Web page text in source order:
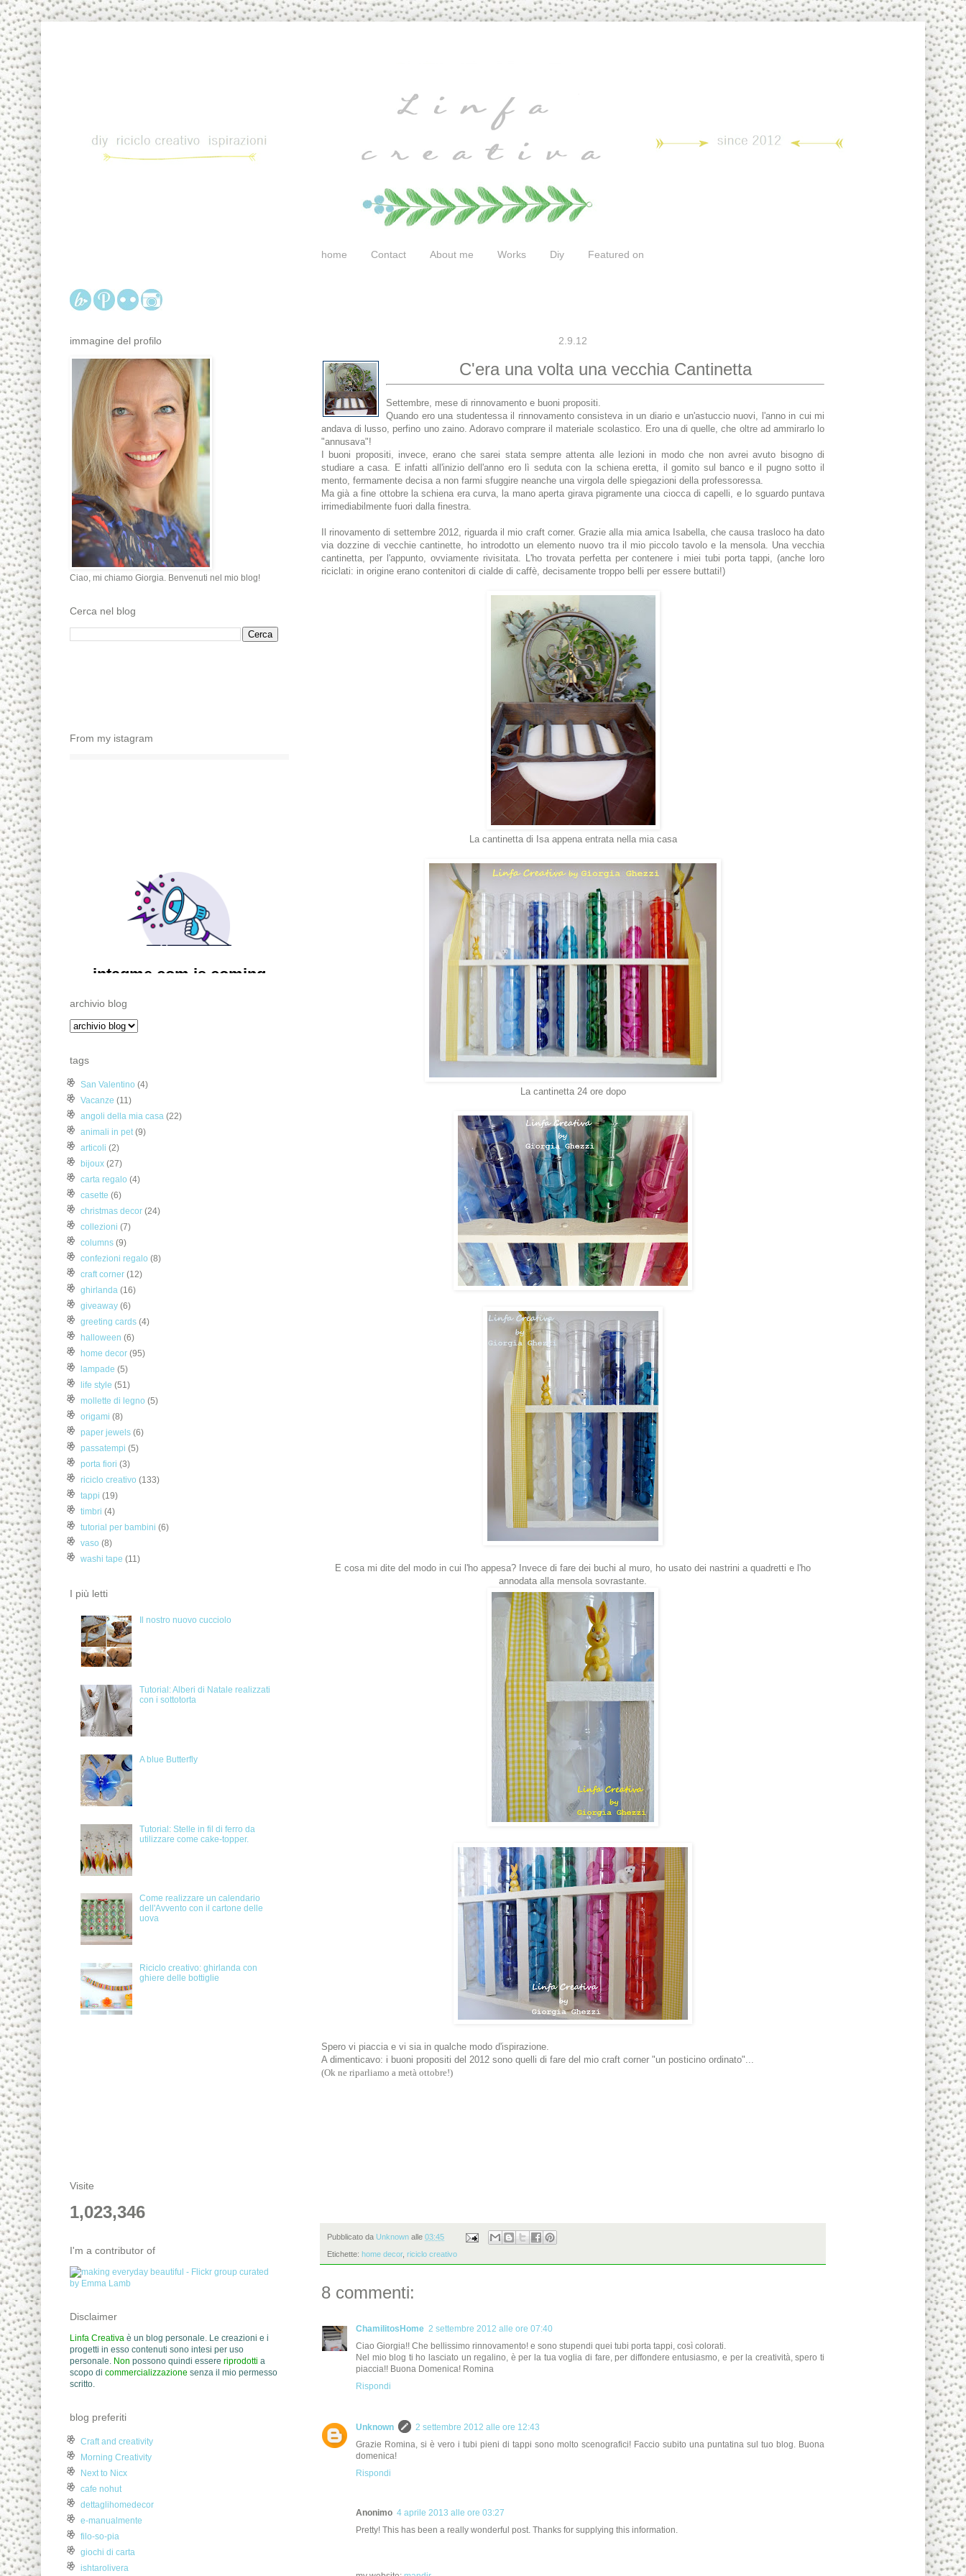
home Contact About me Works Diy Featured on
2.9.12
C'era una volta una vecchia Cantinetta
Settembre, mese di rinnovamento e buoni propositi.
Quando ero una studentessa il rinnovamento consisteva in un diario e un'astuccio nuovi, l'anno in cui mi
andava di lusso, perfino uno zaino. Adoravo comprare il materiale scolastico. Ero una di quelle, che oltre ad ammirarlo lo
"annusava"!
I buoni propositi, invece, erano che sarei stata sempre attenta alle lezioni in modo che non avrei avuto bisogno di
studiare a casa. E infatti all'inizio dell'anno ero lì seduta con la schiena eretta, il gomito sul banco e il pugno sotto il
mento, fermamente decisa a non farmi sfuggire neanche una virgola delle spiegazioni della professoressa.
Ma già a fine ottobre la schiena era curva, la mano aperta girava pigramente una ciocca di capelli, e lo sguardo puntava
irrimediabilmente fuori dalla finestra.
Il rinovamento di settembre 2012, riguarda il mio craft corner. Grazie alla mia amica Isabella, che causa trasloco ha dato
via dozzine di vecchie cantinette, ho introdotto un elemento nuovo tra il mio piccolo tavolo e la mensola. Una vecchia
cantinetta, per l'appunto, ovviamente rivisitata. L'ho trovata perfetta per contenere i miei tubi porta tappi, (anche loro
riciclati: in origine erano contenitori di cialde di caffè, decisamente troppo belli per essere buttati!)
La cantinetta di Isa appena entrata nella mia casa
La cantinetta 24 ore dopo
E cosa mi dite del modo in cui l'ho appesa? Invece di fare dei buchi al muro, ho usato dei nastrini a quadretti e l'ho
annodata alla mensola sovrastante.
Spero vi piaccia e vi sia in qualche modo d'ispirazione.
A dimenticavo: i buoni propositi del 2012 sono quelli di fare del mio craft corner "un posticino ordinato"...
(Ok ne riparliamo a metà ottobre!)
Pubblicato da Unknown alle 03:45
Etichette: home decor, riciclo creativo
8 commenti:
ChamilitosHome 2 settembre 2012 alle ore 07:40
Ciao Giorgia!! Che bellissimo rinnovamento! e sono stupendi quei tubi porta tappi, così colorati.
Nel mio blog ti ho lasciato un regalino, è per la tua voglia di fare, per diffondere entusiasmo, e per la creatività, spero ti
piaccia!! Buona Domenica! Romina
Rispondi
Unknown
2 settembre 2012 alle ore 12:43
Grazie Romina, si è vero i tubi pieni di tappi sono molto scenografici! Faccio subito una puntatina sul tuo blog. Buona
domenica!
Rispondi
Anonimo 4 aprile 2013 alle ore 03:27
Pretty! This has been a really wonderful post. Thanks for supplying this information.
immagine del profilo
Ciao, mi chiamo Giorgia. Benvenuti nel mio blog!
Cerca nel blog
From my istagram
archivio blog
tags
San Valentino (4)
Vacanze (11)
angoli della mia casa (22)
animali in pet (9)
articoli (2)
bijoux (27)
carta regalo (4)
casette (6)
christmas decor (24)
collezioni (7)
columns (9)
confezioni regalo (8)
craft corner (12)
ghirlanda (16)
giveaway (6)
greeting cards (4)
halloween (6)
home decor (95)
lampade (5)
life style (51)
mollette di legno (5)
origami (8)
paper jewels (6)
passatempi (5)
porta fiori (3)
riciclo creativo (133)
tappi (19)
timbri (4)
tutorial per bambini (6)
vaso (8)
washi tape (11)
I più letti
Il nostro nuovo cucciolo
Tutorial: Alberi di Natale realizzati
con i sottotorta
A blue Butterfly
Tutorial: Stelle in fil di ferro da
utilizzare come cake-topper.
Come realizzare un calendario
dell'Avvento con il cartone delle
uova
Riciclo creativo: ghirlanda con
ghiere delle bottiglie
Visite
1,023,346
I'm a contributor of
Disclaimer
Linfa Creativa è un blog personale. Le creazioni e i
progetti in esso contenuti sono intesi per uso
personale. Non possono quindi essere riprodotti a
scopo di commercializzazione senza il mio permesso
scritto.
blog preferiti
Craft and creativity
Morning Creativity
Next to Nicx
cafe nohut
dettaglihomedecor
e-manualmente
filo-so-pia
giochi di carta
ishtarolivera